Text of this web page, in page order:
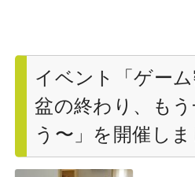
イベント「ゲー
盆の終わり、も
う〜」を開催しま